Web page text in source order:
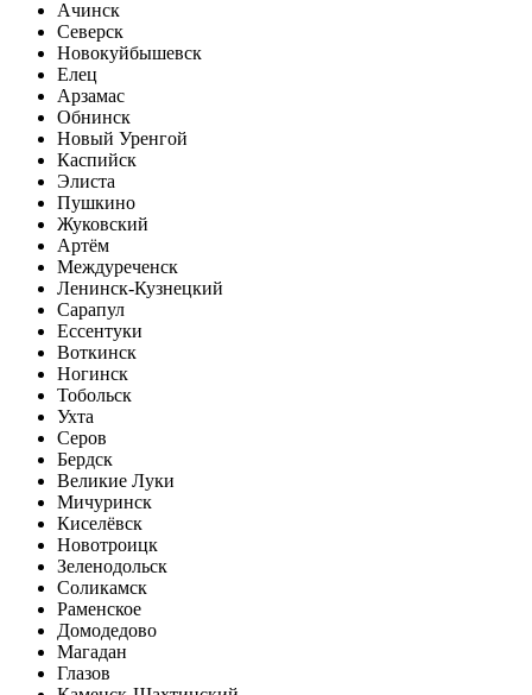
Ачинск
Северск
Новокуйбышевск
Елец
Арзамас
Обнинск
Новый Уренгой
Каспийск
Элиста
Пушкино
Жуковский
Артём
Междуреченск
Ленинск-Кузнецкий
Сарапул
Ессентуки
Воткинск
Ногинск
Тобольск
Ухта
Серов
Бердск
Великие Луки
Мичуринск
Киселёвск
Новотроицк
Зеленодольск
Соликамск
Раменское
Домодедово
Магадан
Глазов